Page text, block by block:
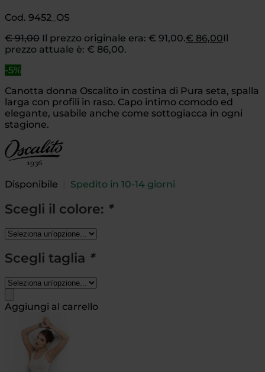
Cod. 9452_OS
€91,00 Il prezzo originale era: € 91,00.€ 86,00Il
prezzo attuale è: € 86,00.
-5%
Canotta donna Oscalito in costina di Pura seta, spalla
larga con profili in raso. Capo intimo comodo ed
elegante, usabile anche come sottogiacca in ogni
stagione.
Disponibile Spedito in 10-14 giorni
Scegli il colore: *
Scegli taglia *
Aggiungi al carrello